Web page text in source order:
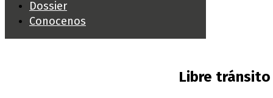
Dossier
Conocenos
Libre